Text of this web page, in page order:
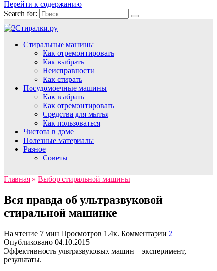
Перейти к содержанию
Search for:
Стиральные машины
Как отремонтировать
Как выбрать
Неисправности
Как стирать
Посудомоечные машины
Как выбрать
Как отремонтировать
Средства для мытья
Как пользоваться
Чистота в доме
Полезные материалы
Разное
Советы
Главная » Выбор стиральной машины
Вся правда об ультразвуковой
стиральной машинке
На чтение 7 мин Просмотров 1.4к. Комментарии 2
Опубликовано 04.10.2015
Эффективность ультразвуковых машин – эксперимент,
результаты.